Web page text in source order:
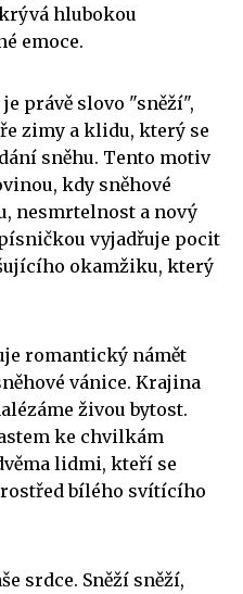
hlubokou
emoce.
právě slovo "sněží",
zimy a klidu, který se
sněhu. Tento motiv
kdy sněhové
nesmrtelnost a nový
vyjadřuje pocit
okamžiku, který
romantický námět
vánice. Krajina
živou bytost.
ke chvilkám
lidmi, kteří se
bílého svítícího
srdce. Sněží sněží,